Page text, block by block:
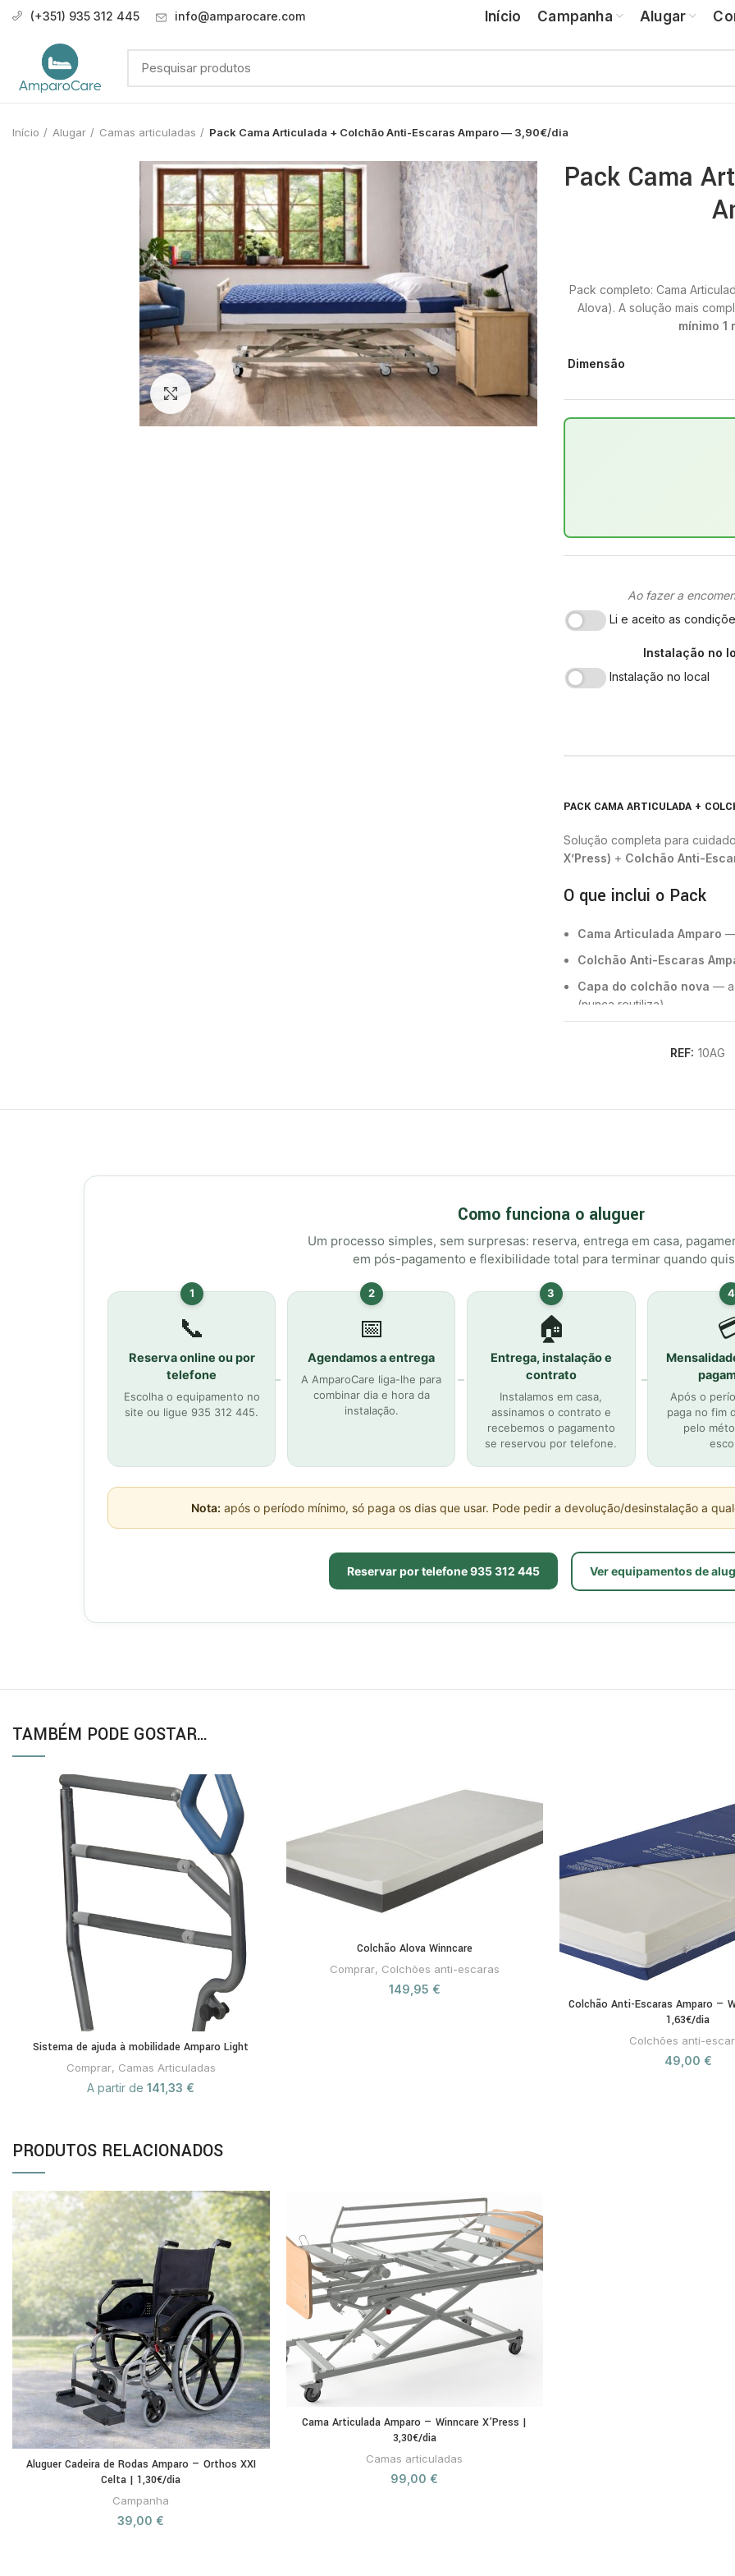
(+351) 935 312 445 info@amparocare.com Início Campanha Alugar
Início Alugar Camas articuladas Pack Cama Articulada + Colchão Anti-Escaras Amparo — 3,90€/dia
Click to enlarge
Pack Cama
Pack completo: Cama
Alova). A solução mais
mínimo 1
Dimensão
Ao fazer a
Li e aceito as
Instalação no
Instalação no local
PACK CAMA ARTICULADA +
Solução completa para
X’Press) + Colchão Anti-
O que inclui o Pack
Cama Articulada Amparo —
Colchão Anti-Escaras
Capa do colchão nova — a
(nunca reutiliza)
Resguardo hospitalar novo
Cancelamento:
Entrega:gratuita na Zona
gratuita na Zona
Perguntas Frequentes
Qual o período mínimo de
O período mínimo é de 1 mês.
faturação é em pós-
Como funciona o
Pode cancelar no próprio dia,
cobrados apenas os dias
A AmparoCare substitui
A entrega e instalação estão
Sim, entrega e instalação
Dispositivos médicos
Dispositivo médico classe I,
REF: 10AG
Como funciona o aluguer
Um processo simples, sem surpresas: reserva, entrega em casa,
em pós-pagamento e flexibilidade total para terminar quando
1
📞
Reserva online ou por
telefone
Escolha o equipamento no
site ou ligue 935 312 445.
2
📅
Agendamos a entrega
A AmparoCare liga-lhe para
combinar dia e hora da
instalação.
3
🏠
Entrega, instalação e
contrato
Instalamos em casa,
assinamos o contrato e
recebemos o pagamento
se reservou por telefone.
4
Após o
paga no fim
pelo
Nota: após o período mínimo, só paga os dias que usar. Pode pedir a devolução/desinstalação a
Reservar por telefone 935 312 445 Ver equipamentos de
TAMBÉM PODE GOSTAR…
Sistema de ajuda à mobilidade Amparo Light
Comprar, Camas Articuladas
A partir de141,33 €
Colchão Alova Winncare
Comprar, Colchões anti-escaras
149,95 €
Colchão Anti-Escaras Amparo —
1,63€/dia
Colchões anti-
49,00 €
PRODUTOS RELACIONADOS
Aluguer Cadeira de Rodas Amparo — Orthos XXI
Celta | 1,30€/dia
Campanha
39,00 €
Cama Articulada Amparo — Winncare X’Press |
3,30€/dia
Camas articuladas
99,00 €